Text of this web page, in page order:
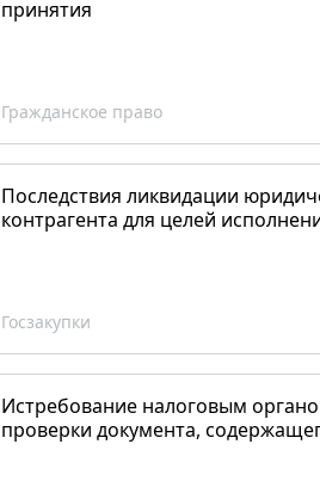
принятия
Гражданское право
Последствия ликвидации
контрагента для целей
Госзакупки
Истребование налоговым
проверки документа,